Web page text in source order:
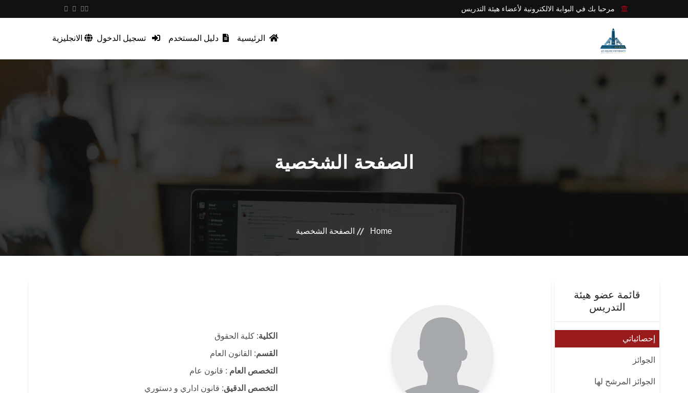
مرحبا بك في البوابة الالكترونية لأعضاء هيئة التدريس
الرئيسية دليل المستخدم تسجيل الدخول الانجليزية
الصفحة الشخصية
Home الصفحة الشخصية
قائمة عضو هيئة
التدريس
إحصائياتي
الجوائز
الجوائز المرشح لها
الكلية: كلية الحقوق
القسم: القانون العام
التخصص العام : قانون عام
التخصص الدقيق: قانون اداري و دستوري